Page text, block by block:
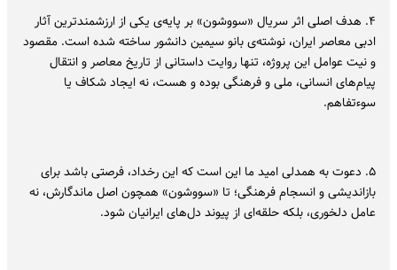
۴. هدف اصلی اثر سریال «سووشون» بر پایه‌ی یکی از ارزشمندترین آثار
ادبی معاصر ایران، نوشته‌ی بانو سیمین دانشور ساخته شده است. مقصود
و نیت عوامل این پروژه، تنها روایت داستانی از تاریخ معاصر و انتقال
پیام‌های انسانی، ملی و فرهنگی بوده و هست، نه ایجاد شکاف یا
سوءتفاهم.
۵. دعوت به همدلی امید ما این است که این رخداد، فرصتی باشد برای
بازاندیشی و انسجام فرهنگی؛ تا «سووشون» همچون اصل ماندگارش، نه
عامل دلخوری، بلکه حلقه‌ای از پیوند دل‌های ایرانیان شود.